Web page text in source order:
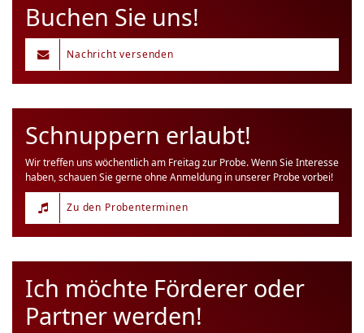
Buchen Sie uns!
Nachricht versenden
Schnuppern erlaubt!
Wir treffen uns wöchentlich am Freitag zur Probe. Wenn Sie Interesse
haben, schauen Sie gerne ohne Anmeldung in unserer Probe vorbei!
Zu den Probenterminen
Ich möchte Förderer oder
Partner werden!